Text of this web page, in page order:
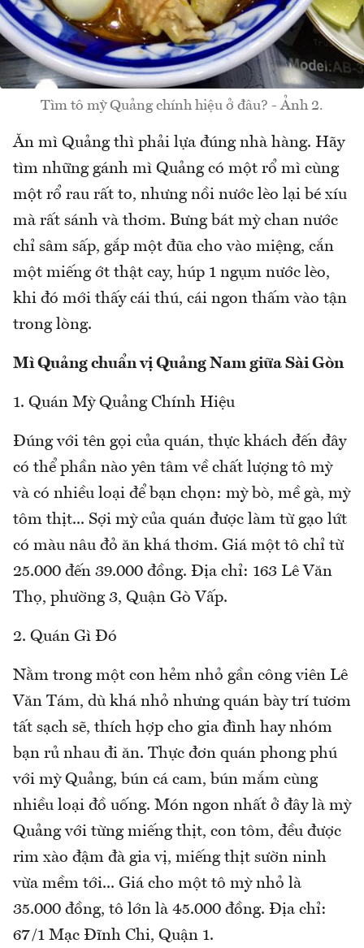
Tìm tô mỳ Quảng chính hiệu ở đâu? - Ảnh 2.
Ăn mì Quảng thì phải lựa đúng nhà hàng. Hãy
tìm những gánh mì Quảng có một rổ mì cùng
một rổ rau rất to, nhưng nồi nước lèo lại bé xíu
mà rất sánh và thơm. Bưng bát mỳ chan nước
chỉ sâm sấp, gắp một đũa cho vào miệng, cắn
một miếng ớt thật cay, húp 1 ngụm nước lèo,
khi đó mới thấy cái thú, cái ngon thấm vào tận
trong lòng.
Mì Quảng chuẩn vị Quảng Nam giữa Sài Gòn
1. Quán Mỳ Quảng Chính Hiệu
Đúng với tên gọi của quán, thực khách đến đây
có thể phần nào yên tâm về chất lượng tô mỳ
và có nhiều loại để bạn chọn: mỳ bò, mề gà, mỳ
tôm thịt... Sợi mỳ của quán được làm từ gạo lứt
có màu nâu đỏ ăn khá thơm. Giá một tô chỉ từ
25.000 đến 39.000 đồng. Địa chỉ: 163 Lê Văn
Thọ, phường 3, Quận Gò Vấp.
2. Quán Gì Đó
Nằm trong một con hẻm nhỏ gần công viên Lê
Văn Tám, dù khá nhỏ nhưng quán bày trí tươm
tất sạch sẽ, thích hợp cho gia đình hay nhóm
bạn rủ nhau đi ăn. Thực đơn quán phong phú
với mỳ Quảng, bún cá cam, bún mắm cùng
nhiều loại đồ uống. Món ngon nhất ở đây là mỳ
Quảng với từng miếng thịt, con tôm, đều được
rim xào đậm đà gia vị, miếng thịt sườn ninh
vừa mềm tới... Giá cho một tô mỳ nhỏ là
35.000 đồng, tô lớn là 45.000 đồng. Địa chỉ:
67/1 Mạc Đĩnh Chi, Quận 1.